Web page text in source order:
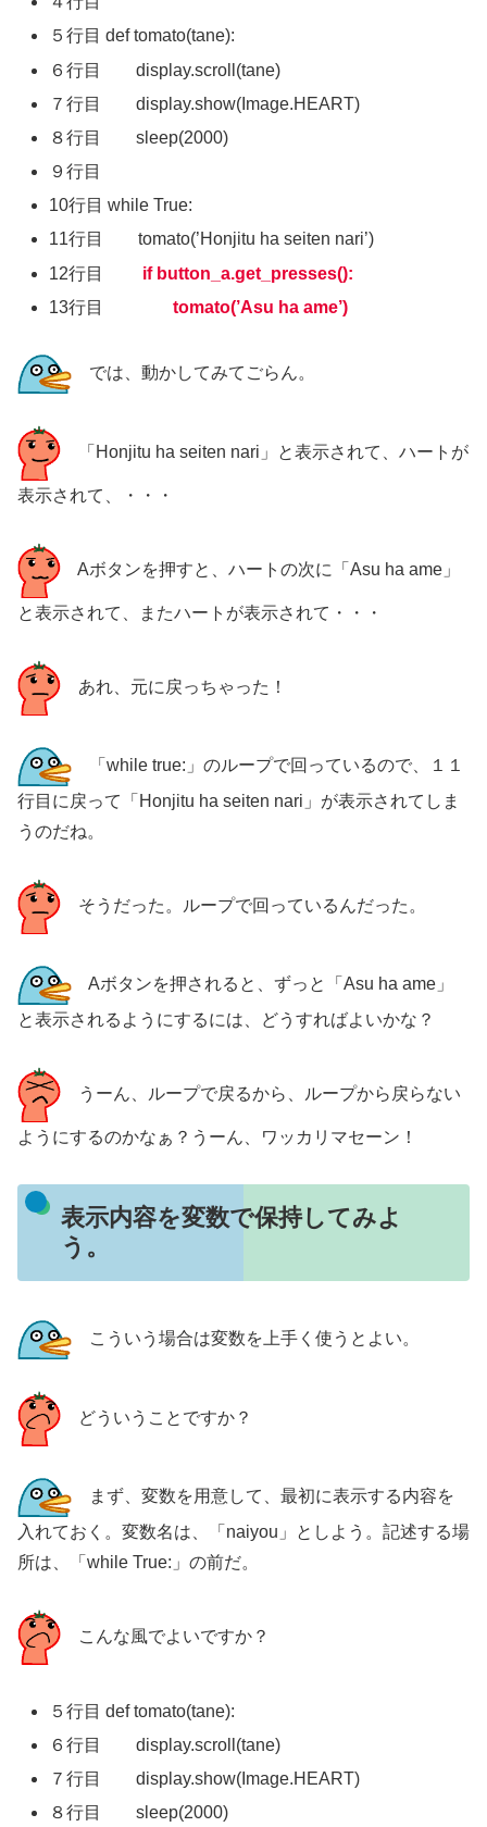
５行目 def tomato(tane):
６行目 display.scroll(tane)
７行目 display.show(Image.HEART)
８行目 sleep(2000)
９行目
10行目 while True:
11行目 tomato(’Honjitu ha seiten nari’)
12行目 if button_a.get_presses():
13行目tomato(’Asu ha ame’)
では、動かしてみてごらん。
「Honjitu ha seiten nari」と表示されて、ハートが
表示されて、・・・
Aボタンを押すと、ハートの次に「Asu ha ame」
と表示されて、またハートが表示されて・・・
あれ、元に戻っちゃった！
「while true:」のループで回っているので、１１
行目に戻って「Honjitu ha seiten nari」が表示されてしま
うのだね。
そうだった。ループで回っているんだった。
Aボタンを押されると、ずっと「Asu ha ame」
と表示されるようにするには、どうすればよいかな？
うーん、ループで戻るから、ループから戻らない
ようにするのかなぁ？うーん、ワッカリマセーン！
表示内容を変数で保持してみよ
う。
こういう場合は変数を上手く使うとよい。
どういうことですか？
まず、変数を用意して、最初に表示する内容を
入れておく。変数名は、「naiyou」としよう。記述する場
所は、「while True:」の前だ。
こんな風でよいですか？
５行目 def tomato(tane):
６行目 display.scroll(tane)
７行目 display.show(Image.HEART)
８行目 sleep(2000)